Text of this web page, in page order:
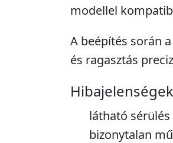
modellel
A beépítés során
és ragasztás
Hibajelenségek
látható sérülés
bizonytalan